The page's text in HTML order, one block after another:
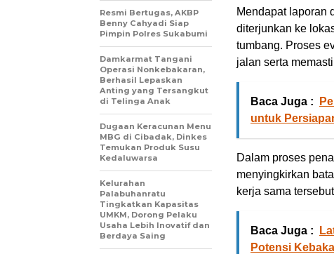
Mendapat laporan
diterjunkan ke
tumbang. Proses
jalan serta
Baca Juga :
untuk
Dalam proses
menyingkirkan
kerja sama
Baca Juga :
Potensi
Resmi Bertugas, AKBP
Benny Cahyadi Siap
Pimpin Polres Sukabumi
Damkarmat Tangani
Operasi Nonkebakaran,
Berhasil Lepaskan
Anting yang Tersangkut
di Telinga Anak
Dugaan Keracunan Menu
MBG di Cibadak, Dinkes
Temukan Produk Susu
Kedaluwarsa
Kelurahan
Palabuhanratu
Tingkatkan Kapasitas
UMKM, Dorong Pelaku
Usaha Lebih Inovatif dan
Berdaya Saing